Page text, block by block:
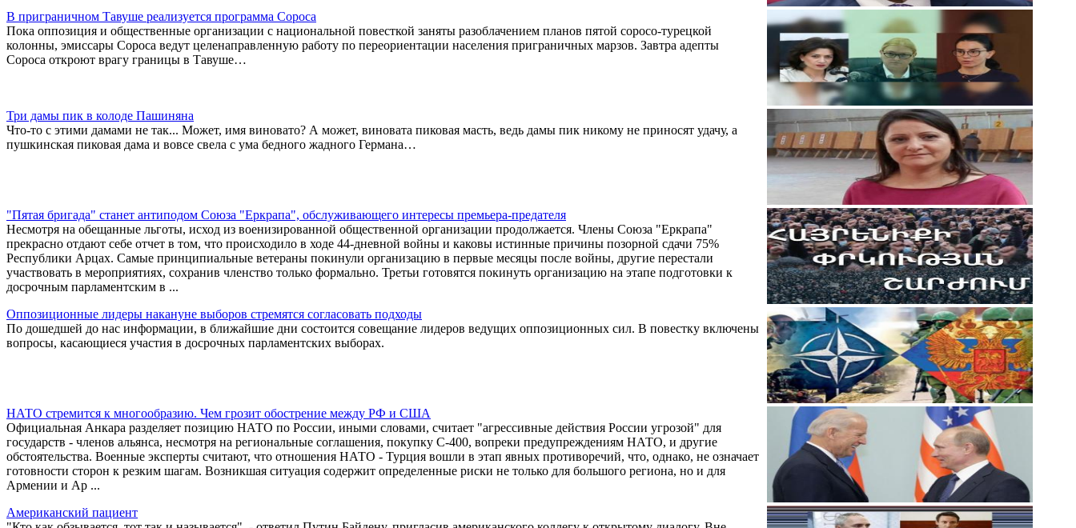
В приграничном Тавуше реализуется программа Сороса
Пока оппозиция и общественные организации с национальной повесткой заняты разоблачением планов пятой соросо-турецкой
колонны, эмиссары Сороса ведут целенаправленную работу по переориентации населения приграничных марзов. Завтра адепты
Сороса откроют врагу границы в Тавуше…
Три дамы пик в колоде Пашиняна
Что-то с этими дамами не так... Может, имя виновато? А может, виновата пиковая масть, ведь дамы пик никому не приносят удачу, а
пушкинская пиковая дама и вовсе свела с ума бедного жадного Германа…
"Пятая бригада" станет антиподом Союза "Еркрапа", обслуживающего интересы премьера-предателя
Несмотря на обещанные льготы, исход из военизированной общественной организации продолжается. Члены Союза "Еркрапа"
прекрасно отдают себе отчет в том, что происходило в ходе 44-дневной войны и каковы истинные причины позорной сдачи 75%
Республики Арцах. Самые принципиальные ветераны покинули организацию в первые месяцы после войны, другие перестали
участвовать в мероприятиях, сохранив членство только формально. Третьи готовятся покинуть организацию на этапе подготовки к
досрочным парламентским в ...
Оппозиционные лидеры накануне выборов стремятся согласовать подходы
По дошедшей до нас информации, в ближайшие дни состоится совещание лидеров ведущих оппозиционных сил. В повестку включены
вопросы, касающиеся участия в досрочных парламентских выборах.
НАТО стремится к многообразию. Чем грозит обострение между РФ и США
Официальная Анкара разделяет позицию НАТО по России, иными словами, считает "агрессивные действия России угрозой" для
государств - членов альянса, несмотря на региональные соглашения, покупку С-400, вопреки предупреждениям НАТО, и другие
обстоятельства. Военные эксперты считают, что отношения НАТО - Турция вошли в этап явных противоречий, что, однако, не означает
готовности сторон к резким шагам. Возникшая ситуация содержит определенные риски не только для большого региона, но и для
Армении и Ар ...
Американский пациент